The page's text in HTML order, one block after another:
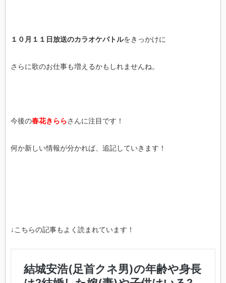
１０月１１日放送のカラオケバトルをきっかけに
さらに歌のお仕事も増えるかもしれませんね。
今後の春花きららさんに注目です！
何か新しい情報が分かれば、追記していきます！
↓こちらの記事もよく読まれています！